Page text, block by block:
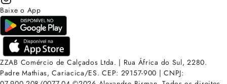
Baixe o App
ZZAB Comércio de Calçados Ltda. | Rua África do Sul, 2280.
Padre Mathias, Cariacica/ES. CEP: 29157-900 | CNPJ: